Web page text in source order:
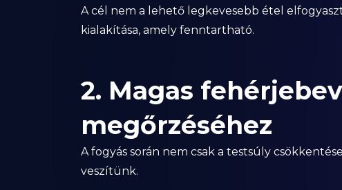
A cél nem a lehető legkevesebb étel
kialakítása, amely fenntartható.
2. Magas
megőrzéséhez
A fogyás során nem csak a testsúly
veszítünk.